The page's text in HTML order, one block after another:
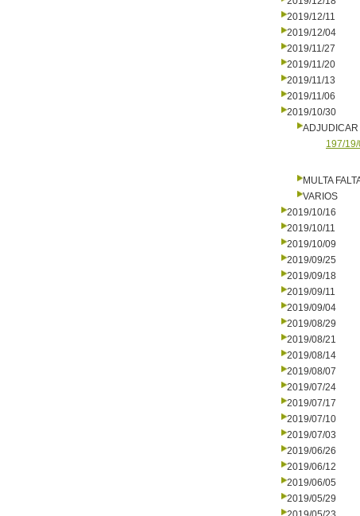
2019/12/11
2019/12/04
2019/11/27
2019/11/20
2019/11/13
2019/11/06
2019/10/30
ADJUDICAR
197/
MULTA
VARIOS
2019/10/16
2019/10/11
2019/10/09
2019/09/25
2019/09/18
2019/09/11
2019/09/04
2019/08/29
2019/08/21
2019/08/14
2019/08/07
2019/07/24
2019/07/17
2019/07/10
2019/07/03
2019/06/26
2019/06/12
2019/06/05
2019/05/29